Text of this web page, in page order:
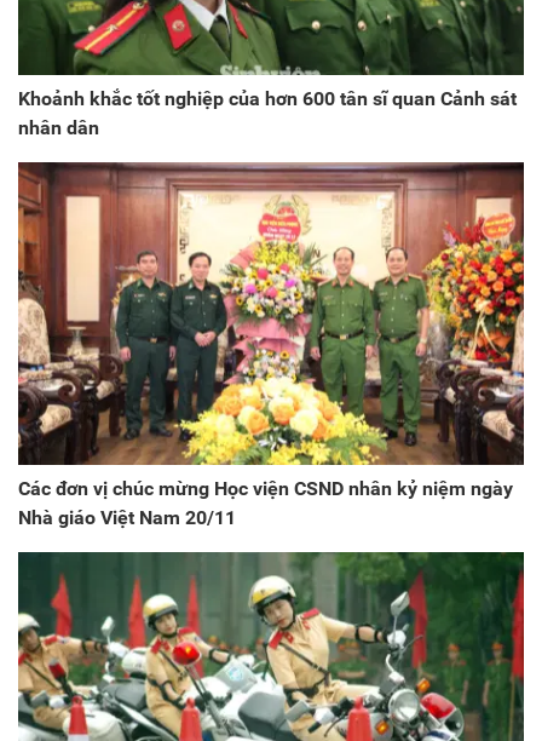
Khoảnh khắc tốt nghiệp của hơn 600 tân sĩ quan Cảnh sát
nhân dân
Các đơn vị chúc mừng Học viện CSND nhân kỷ niệm ngày
Nhà giáo Việt Nam 20/11